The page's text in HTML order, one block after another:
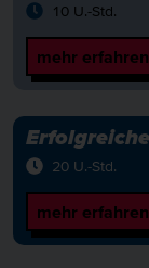
10 U.-Std.
mehr erfahren
20 U.-Std.
mehr erfahren